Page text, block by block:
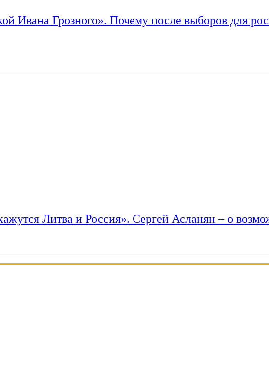
Ивана Грозного». Почему после выборов для
Литва и Россия». Сергей Асланян – о